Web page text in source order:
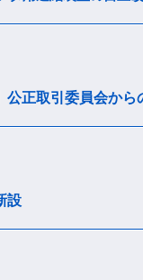
公正取引委員会から
設